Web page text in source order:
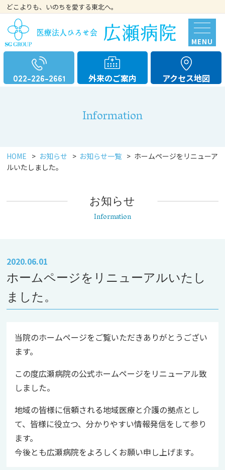
どこよりも、いのちを愛する東北へ。
022-226-2661 外来のご案内 アクセス地図
MENU
Information
HOME > お知らせ > お知らせ一覧 > ホームページをリニューア
ルいたしました。
お知らせ
Information
2020.06.01
ホームページをリニューアルいたし
ました。
当院のホームページをご覧いただきありがとうござい
ます。
この度広瀬病院の公式ホームページをリニューアル致
しました。
地域の皆様に信頼される地域医療と介護の拠点とし
て、皆様に役立つ、分かりやすい情報発信をして参り
ます。
今後とも広瀬病院をよろしくお願い申し上げます。